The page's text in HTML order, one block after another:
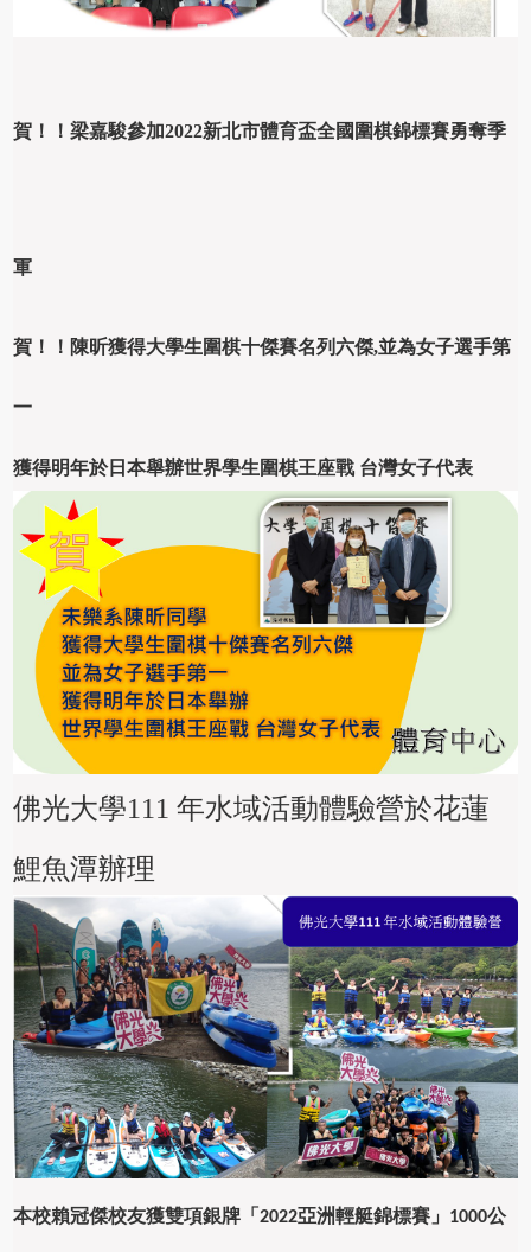
賀！！梁嘉駿參加2022新北市體育盃全國圍棋錦標賽勇奪季
軍
賀！！陳昕獲得大學生圍棋十傑賽名列六傑,並為女子選手第
一
獲得明年於日本舉辦世界學生圍棋王座戰 台灣女子代表
佛光大學111 年水域活動體驗營於花蓮
鯉魚潭辦理
本校賴冠傑校友獲雙項銀牌 「2022亞洲輕艇錦標賽」 1000公